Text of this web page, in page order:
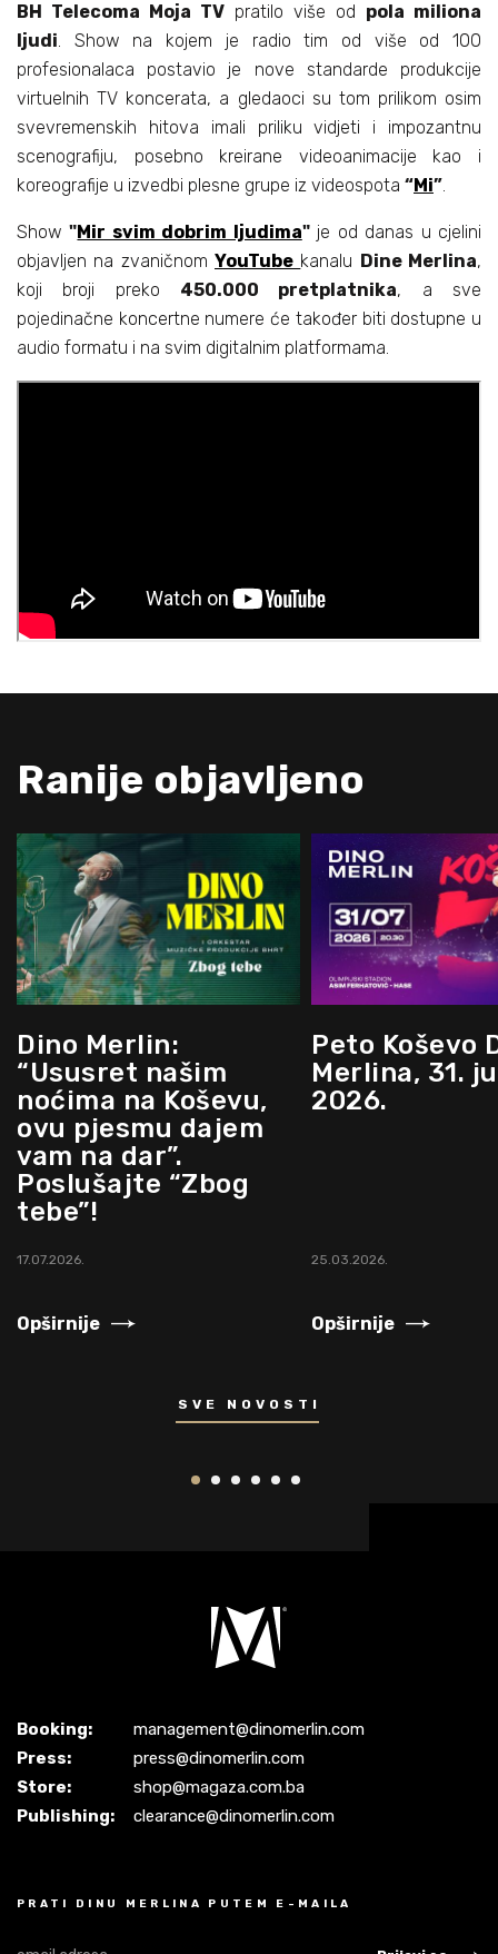
BH Telecoma Moja TV pratilo više od pola miliona
ljudi. Show na kojem je radio tim od više od 100
profesionalaca postavio je nove standarde produkcije
virtuelnih TV koncerata, a gledaoci su tom prilikom osim
svevremenskih hitova imali priliku vidjeti i impozantnu
scenografiju, posebno kreirane videoanimacije kao i
koreografije u izvedbi plesne grupe iz videospota “Mi”.
Show"Mir svim dobrim ljudima"je od danas u cjelini
objavljen na zvaničnom YouTube kanalu Dine Merlina,
koji broji preko 450.000 pretplatnika, a sve
pojedinačne koncertne numere će također biti dostupne u
audio formatu i na svim digitalnim platformama.
Ranije objavljeno
Dino Merlin:
“Ususret našim
noćima na Koševu,
ovu pjesmu dajem
vam na dar”.
Poslušajte “Zbog
tebe”!
17.07.2026.
Opširnije
Peto Koševo
Merlina, 31.
2026.
25.03.2026.
Opširnije
SVE NOVOSTI
Booking:
management@dinomerlin.com
Press:
press@dinomerlin.com
Store:
shop@magaza.com.ba
Publishing:
clearance@dinomerlin.com
PRATI DINU MERLINA PUTEM E-MAILA